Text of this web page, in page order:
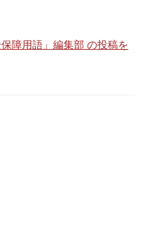
保障用語」編集部 の投稿を